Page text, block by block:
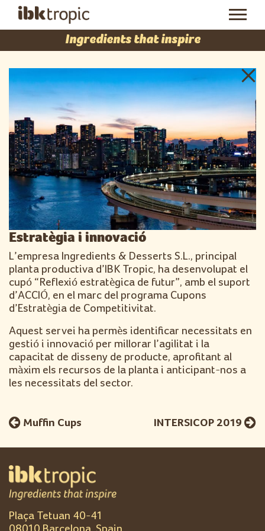
Ingredients that inspire
Estratègia i innovació
L’empresa Ingredients & Desserts S.L., principal
planta productiva d’IBK Tropic, ha desenvolupat el
cupó “Reflexió estratègica de futur”, amb el suport
d’ACCIÓ, en el marc del programa Cupons
d’Estratègia de Competitivitat.
Aquest servei ha permès identificar necessitats en
gestió i innovació per millorar l’agilitat i la
capacitat de disseny de producte, aprofitant al
màxim els recursos de la planta i anticipant-nos a
les necessitats del sector.
Muffin Cups INTERSICOP 2019
Plaça Tetuan 40-41